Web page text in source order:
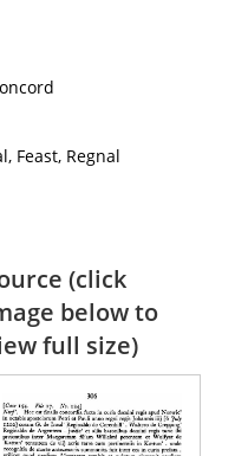
Feast, Regnal
(click
below to
full size)